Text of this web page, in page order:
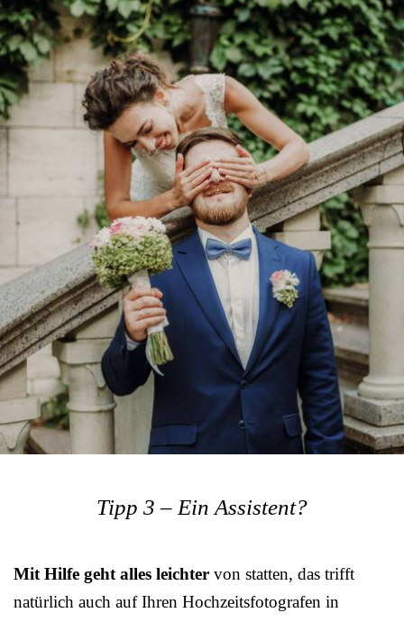
Tipp 3 – Ein Assistent?
Mit Hilfe geht alles leichter von statten, das trifft
natürlich auch auf Ihren Hochzeitsfotografen in